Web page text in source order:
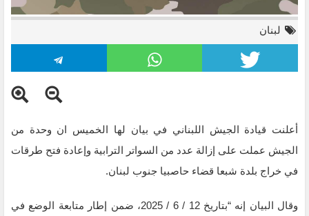
لبنان
أعلنت قيادة الجيش اللبناني في بيان لها الخميس ان وحدة من
الجيش عملت على إزالة عدد من السواتر الترابية وإعادة فتح طرقات
في خراج بلدة شبعا قضاء حاصبيا جنوب لبنان.
وقال البيان إنه “بتاريخ 12 / 6 / 2025، ضمن إطار متابعة الوضع في